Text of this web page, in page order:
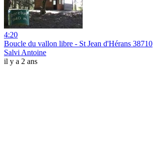
4:20
Boucle du vallon libre - St Jean d'Hérans 38710
Salvi Antoine
il y a 2 ans